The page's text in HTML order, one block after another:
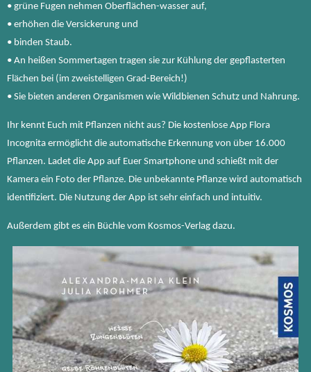
• grüne Fugen nehmen Oberflächen-wasser auf,
• erhöhen die Versickerung und
• binden Staub.
• An heißen Sommertagen tragen sie zur Kühlung der gepflasterten
Flächen bei (im zweistelligen Grad-Bereich!)
• Sie bieten anderen Organismen wie Wildbienen Schutz und Nahrung.
Ihr kennt Euch mit Pflanzen nicht aus? Die kostenlose App Flora
Incognita ermöglicht die automatische Erkennung von über 16.000
Pflanzen. Ladet die App auf Euer Smartphone und schießt mit der
Kamera ein Foto der Pflanze. Die unbekannte Pflanze wird automatisch
identifiziert. Die Nutzung der App ist sehr einfach und intuitiv.
Außerdem gibt es ein Büchle vom Kosmos-Verlag dazu.